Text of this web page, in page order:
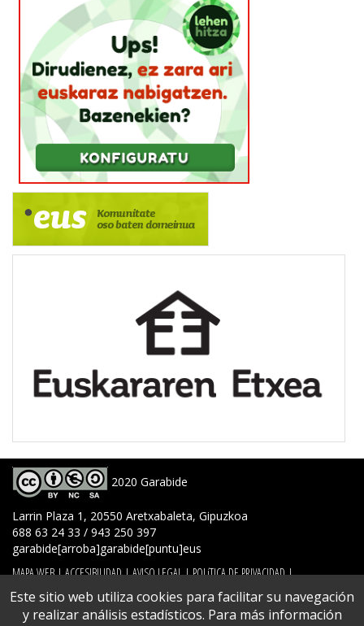
2020 Garabide
Larrin Plaza 1, 20550 Aretxabaleta, Gipuzkoa
688 63 24 33 / 943 250 397
garabide[arroba]garabide[puntu]eus
MAPA WEB | ACCESIBILIDAD | AVISO LEGAL | POLíTICA DE PRIVACIDAD |
POLíTICA DE COOKIES
CONTACTO
Este sitio web utiliza cookies para facilitar su navegación
y realizar análisis estadísticos. Para más información